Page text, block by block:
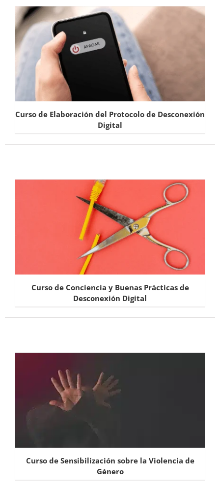
Curso de Elaboración del Protocolo de Desconexión
Digital
Curso de Conciencia y Buenas Prácticas de
Desconexión Digital
Curso de Sensibilización sobre la Violencia de
Género